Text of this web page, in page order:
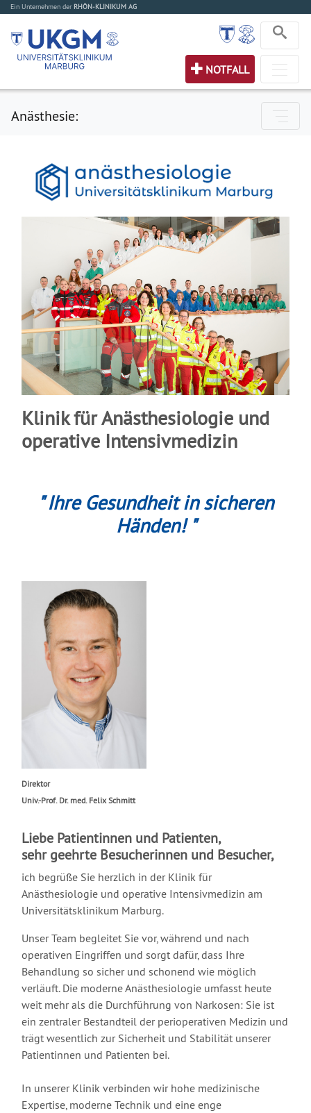
Ein Unternehmen der RHÖN-KLINIKUM AG
NOTFALL
Anästhesie:
Klinik für Anästhesiologie und
operative Intensivmedizin
" Ihre Gesundheit in sicheren
Händen! "
Direktor
Univ.-Prof. Dr. med. Felix Schmitt
Liebe Patientinnen und Patienten,
sehr geehrte Besucherinnen und Besucher,
ich begrüße Sie herzlich in der Klinik für
Anästhesiologie und operative Intensivmedizin am
Universitätsklinikum Marburg.
Unser Team begleitet Sie vor, während und nach
operativen Eingriffen und sorgt dafür, dass Ihre
Behandlung so sicher und schonend wie möglich
verläuft. Die moderne Anästhesiologie umfasst heute
weit mehr als die Durchführung von Narkosen: Sie ist
ein zentraler Bestandteil der perioperativen Medizin und
trägt wesentlich zur Sicherheit und Stabilität unserer
Patientinnen und Patienten bei.
In unserer Klinik verbinden wir hohe medizinische
Expertise, moderne Technik und eine enge